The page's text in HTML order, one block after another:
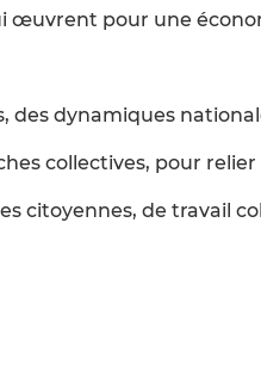
œuvrent pour une
des dynamiques
collectives, pour relier
citoyennes, de travail